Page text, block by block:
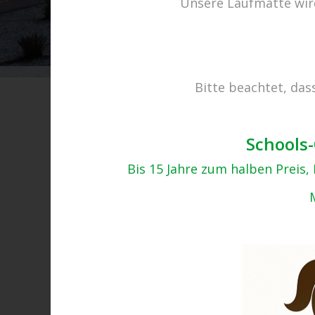
Bitte beachtet,
Bis 15 Jahre zum halben